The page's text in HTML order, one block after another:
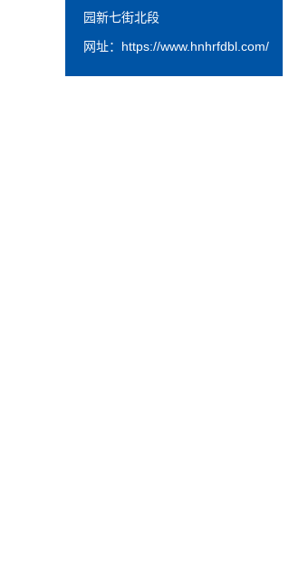
园新七街北段
网址： https://www.hnhrfdbl.com/